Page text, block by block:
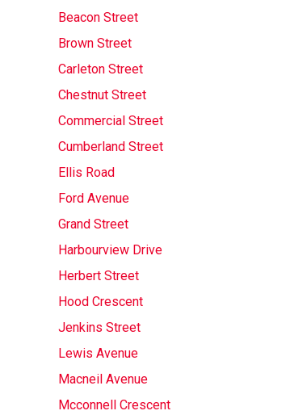
Beacon Street
Brown Street
Carleton Street
Chestnut Street
Commercial Street
Cumberland Street
Ellis Road
Ford Avenue
Grand Street
Harbourview Drive
Herbert Street
Hood Crescent
Jenkins Street
Lewis Avenue
Macneil Avenue
Mcconnell Crescent